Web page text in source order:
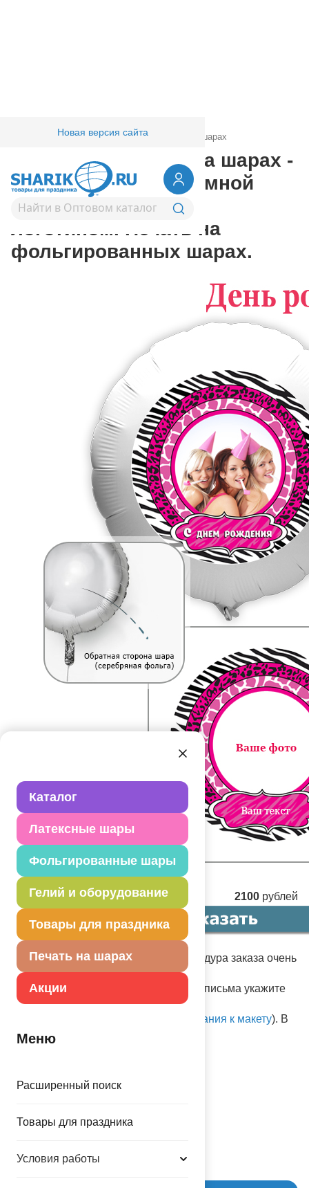
Каталог
Латексные шары
Фольгированные шары
Гелий и оборудование
Товары для праздника
Печать на шарах
Акции
Меню
Расширенный поиск
Товары для праздника
Условия работы
Новая версия сайта
Товары для праздника/ Печать на шарах
Рекламная печать на шарах -
изготовление рекламной
продукции, шары с
логотипом. Печать на
фольгированных шарах.
2100 рублей
Срок изготовления - 3 минуты. Процедура заказа очень
проста:
в один клик
, в теме письма укажите
номер шаблона, выбранный Вами и
требования к макету). В
комментарии укажите необходимо ли
Схема проезда